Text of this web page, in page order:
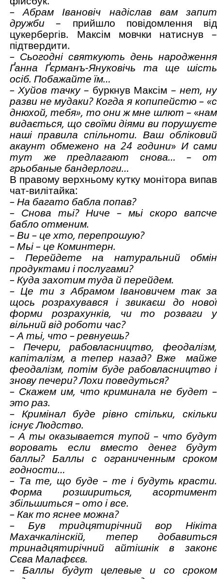
– Абрам Івановіч надіслав вам запит
дружби – прийшло повідомлення від
цукербергів. Максім мовчки натиснув –
підтвердити.
– Сьогодні святкують день народження
Ґанна Ґєрманъ-Януковічь та ще шість
осіб. Побажайте їм…
– Хуйов тачку– буркнув Максім – нет, ну
разви не мудаки? Когда я копипейстю – «с
днюхой, тебя», то они ж мне шлют –«нам
видається, що своїми діями ви порушуєте
наші правила спільноти. Ваш обліковий
акаунт обмежено на 24 години» И сами
тут же предлагают снова… – от
грьобаные бандерлоги…
В правому верхньому кутку монітора випав
чат-вилітайка:
– На багато бабла попав?
– Снова тьі? Ниче – мьі скоро вапсче
бабло отменим.
– Ви – це хто, перепрошую?
– Мьі – це Коминтерн.
– Перейдете на натуральний обмін
продуктами і послугами?
– Куда захотим туда й перейдем.
– Це ти з Абрамом Івановичем так за
щось розрахувався і звикаєш до нової
форми розрахунків, чи то розваги у
вільний від роботи час?
– А тьі, что – ревнуешь?
– Печери, рабовласництво, феодалізм,
капіталізм, а тепер назад? Вже майже
феодалізм, потім буде рабовласництво і
знову печери? Лохи поведуться?
– Скажем им, что криминала не будет –
это раз.
– Кримінал буде рівно стільки, скільки
існує Людство.
– А ты оказывается тупой – что будут
воровать если вместо денег будут
баллы? Баллы с ограниченным сроком
годности…
– Та те, що буде – те і будуть красти.
Форма розшириться, асортимент
збільшиться – ото і все.
–Как тояснее можна?
– Був тридцятирічний вор Нікіта
Махачкалінскій, тепер добавиться
тринадцятирічний айтішнік в законє
Сєва Малафєєв.
–Баллы будут целевые и со сроком